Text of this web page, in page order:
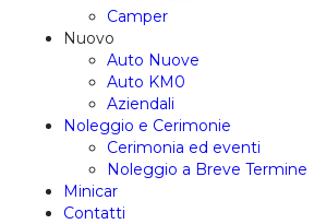
Camper
Nuovo
Auto Nuove
Auto KM0
Aziendali
Noleggio e Cerimonie
Cerimonia ed eventi
Noleggio a Breve Termine
Minicar
Contatti